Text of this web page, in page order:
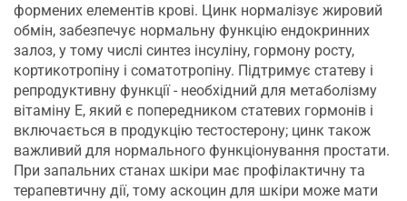
формених елементів крові. Цинк нормалізує жировий
обмін, забезпечує нормальну функцію ендокринних
залоз, у тому числі синтез інсуліну, гормону росту,
кортикотропіну і соматотропіну. Підтримує статеву і
репродуктивну функції - необхідний для метаболізму
вітаміну E, який є попередником статевих гормонів і
включається в продукцію тестостерону; цинк також
важливий для нормального функціонування простати.
При запальних станах шкіри має профілактичну та
терапевтичну дії, тому аскоцин для шкіри може мати